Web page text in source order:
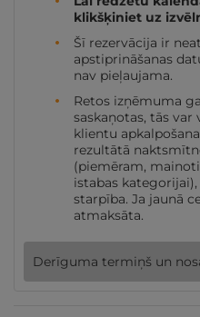
klikšķiniet uz
Šī rezervācija ir
apstiprināšanas
nav pieļaujama.
Retos izņēmuma
saskaņotas, tās
klientu
rezultātā
(piemēram,
istabas
starpība. Ja jaunā
atmaksāta.
Derīguma termiņš un